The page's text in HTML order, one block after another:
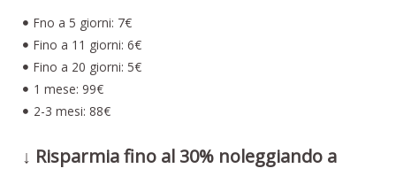
Fno a 5 giorni: 7€
Fino a 11 giorni: 6€
Fino a 20 giorni: 5€
1 mese: 99€
2-3 mesi: 88€
↓ Risparmia fino al 30% noleggiando a